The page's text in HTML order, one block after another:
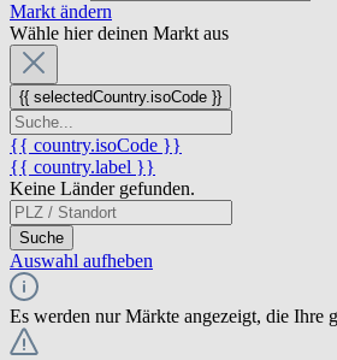
Markt ändern
Wähle hier deinen Markt aus
{{ selectedCountry.isoCode }}
{{ country.isoCode }}
{{ country.label }}
Keine Länder gefunden.
Suche
Auswahl aufheben
Es werden nur Märkte angezeigt, die Ihre